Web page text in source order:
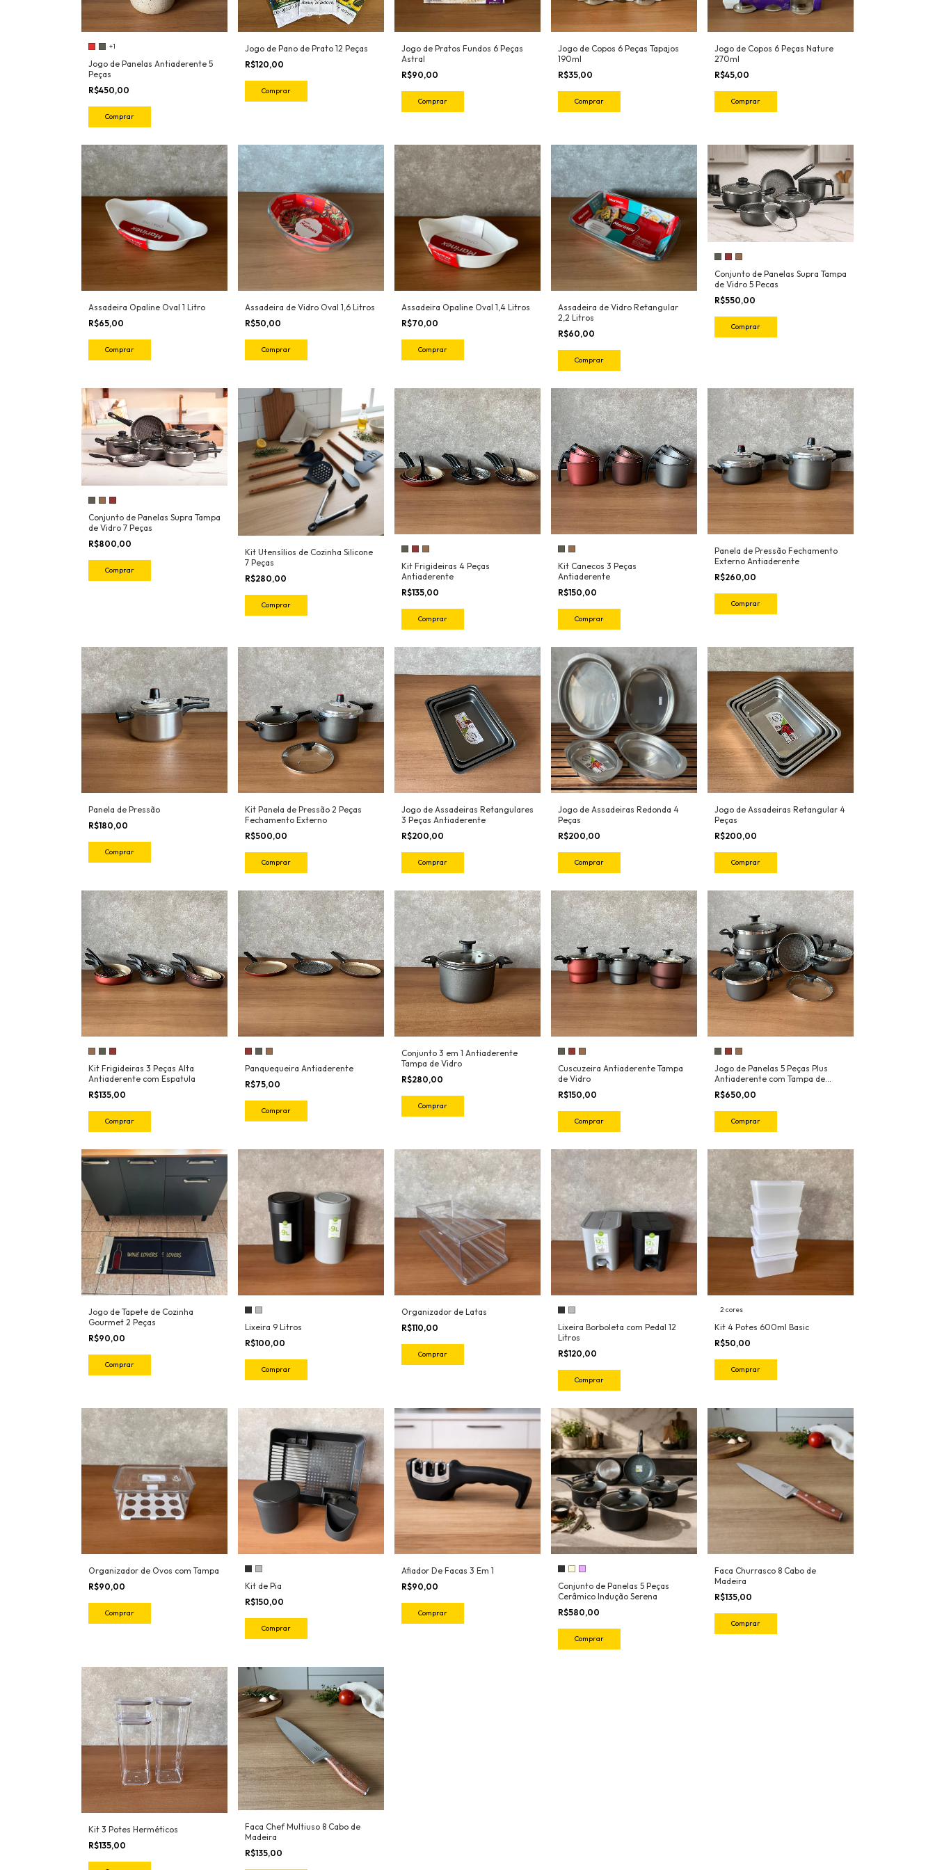
+1
Jogo de Panelas Antiaderente 5
Peças
R$450,00
Comprar
Jogo de Pano de Prato 12 Peças
R$120,00
Comprar
Jogo de Pratos Fundos 6 Peças
Astral
R$90,00
Comprar
Jogo de Copos 6 Peças Tapajos
190ml
R$35,00
Comprar
Jogo de Copos 6 Peças Nature
270ml
R$45,00
Comprar
Assadeira Opaline Oval 1 Litro
R$65,00
Comprar
Assadeira de Vidro Oval 1,6 Litros
R$50,00
Comprar
Assadeira Opaline Oval 1,4 Litros
R$70,00
Comprar
Assadeira de Vidro Retangular
2,2 Litros
R$60,00
Comprar
Conjunto de Panelas Supra Tampa
de Vidro 5 Pecas
R$550,00
Comprar
Conjunto de Panelas Supra Tampa
de Vidro 7 Peças
R$800,00
Comprar
Kit Utensílios de Cozinha Silicone
7 Peças
R$280,00
Comprar
Kit Frigideiras 4 Peças
Antiaderente
R$135,00
Comprar
Kit Canecos 3 Peças
Antiaderente
R$150,00
Comprar
Panela de Pressão Fechamento
Externo Antiaderente
R$260,00
Comprar
Panela de Pressão
R$180,00
Comprar
Kit Panela de Pressão 2 Peças
Fechamento Externo
R$500,00
Comprar
Jogo de Assadeiras Retangulares
3 Peças Antiaderente
R$200,00
Comprar
Jogo de Assadeiras Redonda 4
Peças
R$200,00
Comprar
Jogo de Assadeiras Retangular 4
Peças
R$200,00
Comprar
Kit Frigideiras 3 Peças Alta
Antiaderente com Espatula
R$135,00
Comprar
Panquequeira Antiaderente
R$75,00
Comprar
Conjunto 3 em 1 Antiaderente
Tampa de Vidro
R$280,00
Comprar
Cuscuzeira Antiaderente Tampa
de Vidro
R$150,00
Comprar
Jogo de Panelas 5 Peças Plus
Antiaderente com Tampa de
Vidro
R$650,00
Comprar
Jogo de Tapete de Cozinha
Gourmet 2 Peças
R$90,00
Comprar
Lixeira 9 Litros
R$100,00
Comprar
Organizador de Latas
R$110,00
Comprar
Lixeira Borboleta com Pedal 12
Litros
R$120,00
Comprar
2 cores
Kit 4 Potes 600ml Basic
R$50,00
Comprar
Organizador de Ovos com Tampa
R$90,00
Comprar
Kit de Pia
R$150,00
Comprar
Afiador De Facas 3 Em 1
R$90,00
Comprar
Conjunto de Panelas 5 Peças
Cerâmico Indução Serena
R$580,00
Comprar
Faca Churrasco 8 Cabo de
Madeira
R$135,00
Comprar
Kit 3 Potes Herméticos
R$135,00
Faca Chef Multiuso 8 Cabo de
Madeira
R$135,00